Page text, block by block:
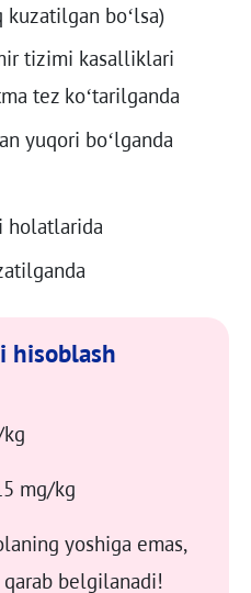
kuzatilgan bo‘lsa)
tizimi kasalliklari
tez ko‘tarilganda
yuqori bo‘lganda
holatlarida
hisoblash
mg/kg
yoshiga emas,
belgilanadi!